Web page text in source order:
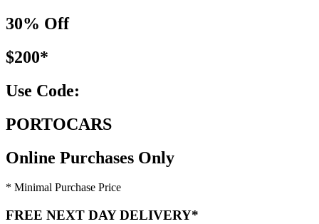
30% Off
$200*
Use Code:
PORTOCARS
Online Purchases Only
* Minimal Purchase Price
FREE NEXT DAY DELIVERY*